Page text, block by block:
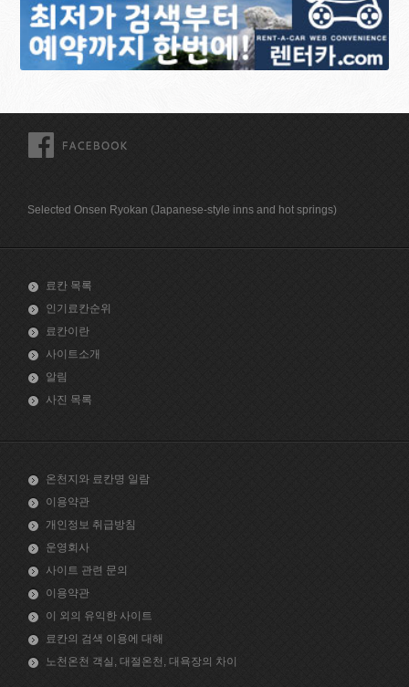
Selected Onsen Ryokan (Japanese-style inns and hot springs)
료칸 목록
인기료칸순위
료칸이란
사이트소개
알림
사진 목록
온천지와 료칸명 일람
이용약관
개인정보 취급방침
운영회사
사이트 관련 문의
이용약관
이 외의 유익한 사이트
료칸의 검색 이용에 대해
노천온천 객실, 대절온천, 대욕장의 차이